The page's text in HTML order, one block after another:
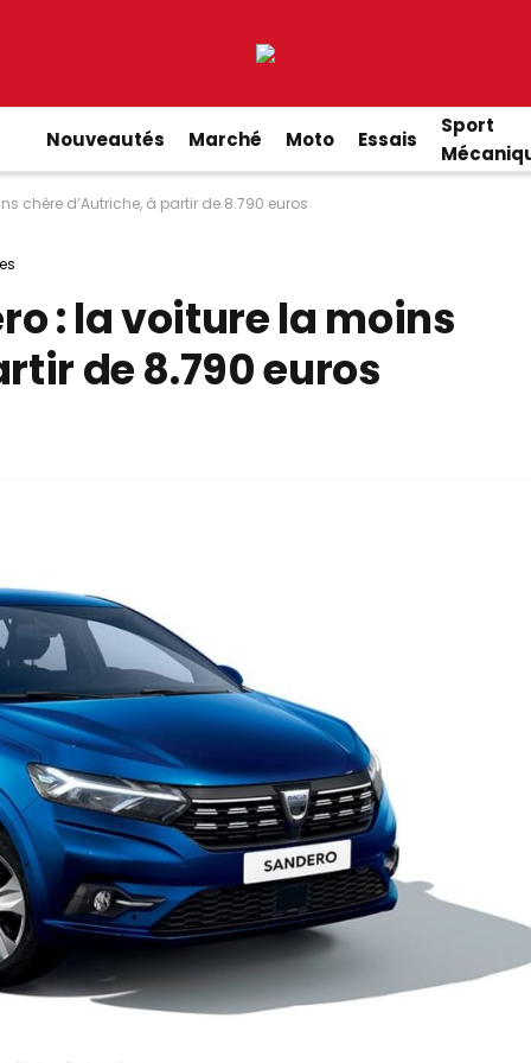
Nouveautés Marché Moto Essais
Sport
chère d’Autriche, à partir de 8.790 euros
: la voiture la moins
de 8.790 euros